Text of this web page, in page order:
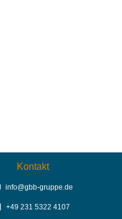
Kontakt
info@gbb-gruppe.de
+49 231 5322 4107